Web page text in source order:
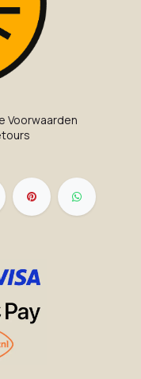
Voorwaarden